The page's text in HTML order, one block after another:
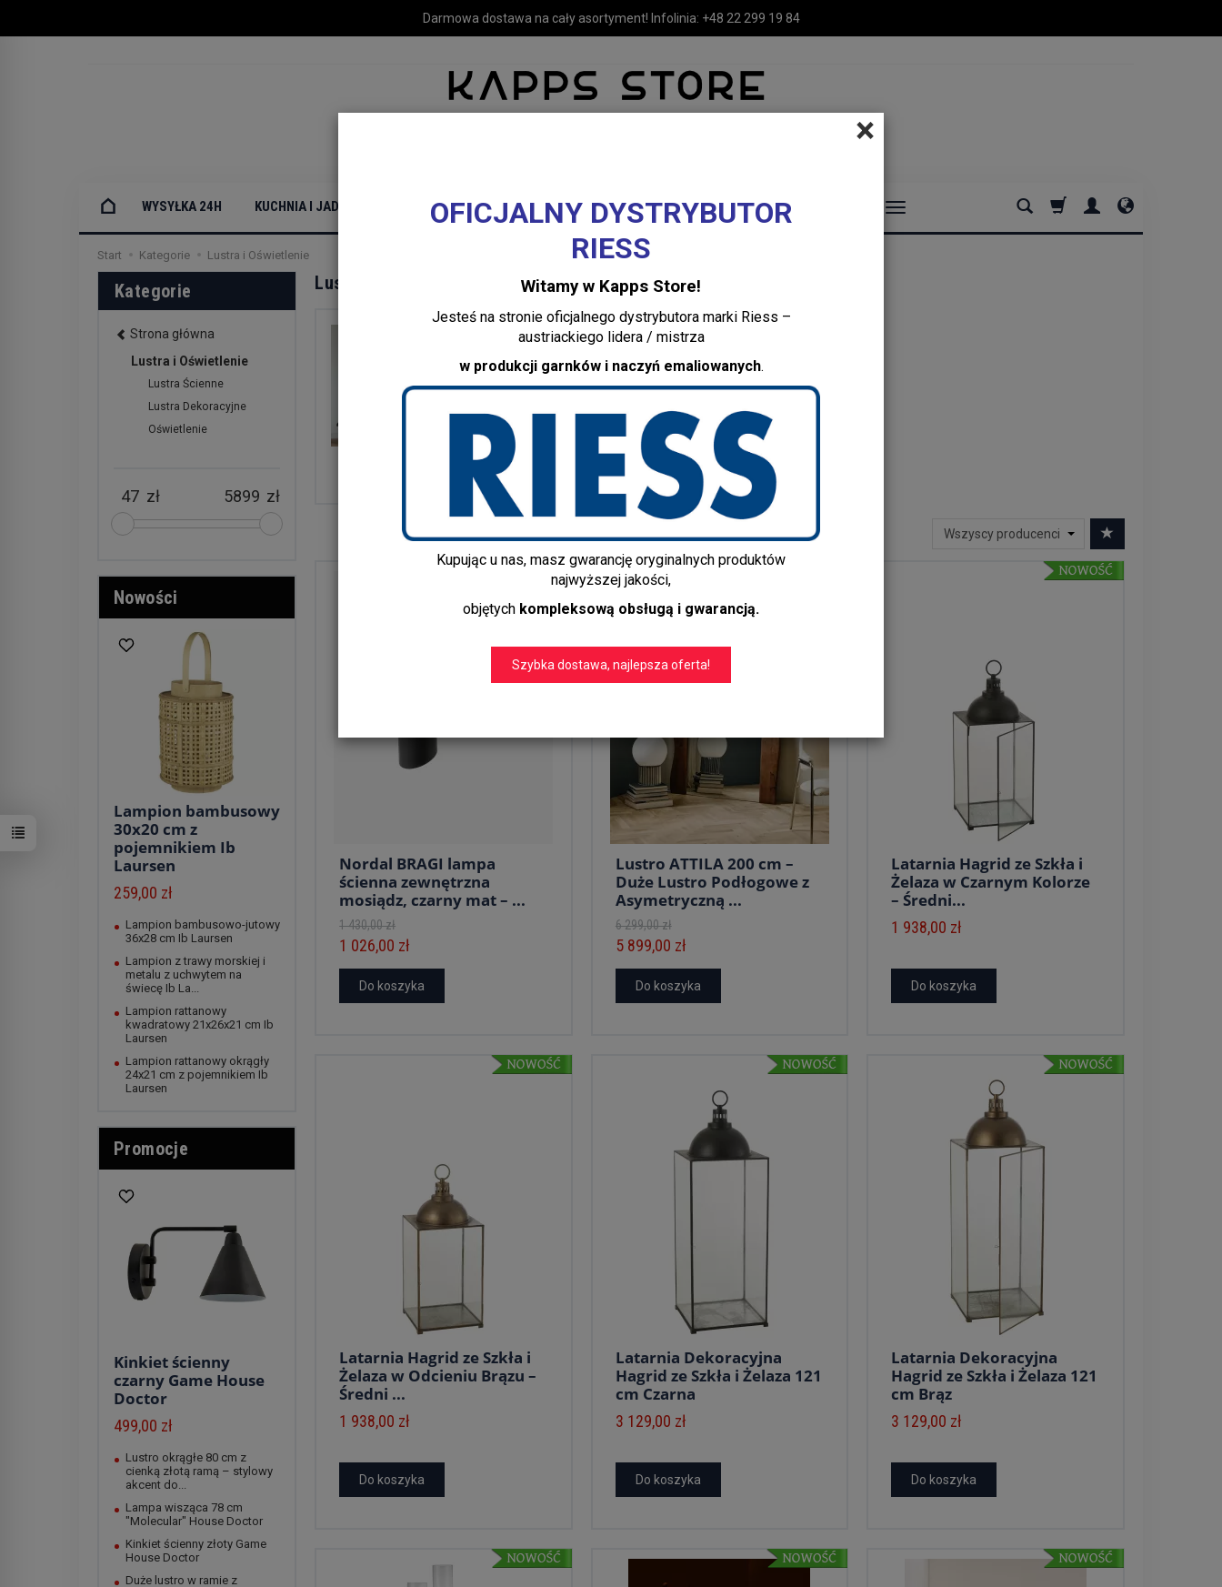
Darmowa dostawa na cały asortyment! Infolinia: +48 22 299 19 84
×
OFICJALNY DYSTRYBUTOR
RIESS
Witamy w Kapps Store!
Jesteś na stronie oficjalnego dystrybutora marki Riess –
austriackiego lidera / mistrza
w produkcji garnków i naczyń emaliowanych.
Kupując u nas, masz gwarancję oryginalnych produktów
najwyższej jakości,
objętych kompleksową obsługą i gwarancją.
Szybka dostawa, najlepsza oferta!
WYSYŁKA 24H KUCHNIA I JADALNIA MEBLE LUSTRA I OŚWIETLENIE TEKSTYLIA I DEKORACJE DOMOWE
Start Kategorie Lustra i Oświetlenie
Lustra i Oświetlenie
Oświetlenie
Nordal BRAGI lampa
ścienna zewnętrzna
mosiądz, czarny mat – ...
1 430,00 zł
1 026,00 zł
Do koszyka
Lustro ATTILA 200 cm –
Duże Lustro Podłogowe z
Asymetryczną ...
6 299,00 zł
5 899,00 zł
Do koszyka
Latarnia Hagrid ze Szkła i
Żelaza w Czarnym Kolorze
– Średni...
1 938,00 zł
Do koszyka
Latarnia Hagrid ze Szkła i
Żelaza w Odcieniu Brązu –
Średni ...
1 938,00 zł
Do koszyka
Latarnia Dekoracyjna
Hagrid ze Szkła i Żelaza 121
cm Czarna
3 129,00 zł
Do koszyka
Latarnia Dekoracyjna
Hagrid ze Szkła i Żelaza 121
cm Brąz
3 129,00 zł
Do koszyka
Kategorie
Strona główna
Lustra i Oświetlenie
Lustra Ścienne
Lustra Dekoracyjne
Oświetlenie
zł zł
Nowości
Lampion bambusowy
30x20 cm z
pojemnikiem Ib
Laursen
259,00 zł
Lampion bambusowo-jutowy
36x28 cm Ib Laursen
Lampion z trawy morskiej i
metalu z uchwytem na
świecę Ib La...
Lampion rattanowy
kwadratowy 21x26x21 cm Ib
Laursen
Lampion rattanowy okrągły
24x21 cm z pojemnikiem Ib
Laursen
Promocje
Kinkiet ścienny
czarny Game House
Doctor
499,00 zł
Lustro okrągłe 80 cm z
cienką złotą ramą – stylowy
akcent do...
Lampa wisząca 78 cm
"Molecular" House Doctor
Kinkiet ścienny złoty Game
House Doctor
Duże lustro w ramie z